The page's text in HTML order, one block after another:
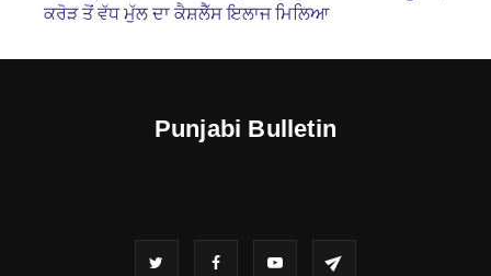
ਕਰੋੜ ਤੋਂ ਵੱਧ ਮੁੱਲ ਦਾ ਕੈਸ਼ਲੈੱਸ ਇਲਾਜ ਮਿਲਿਆ
Punjabi Bulletin